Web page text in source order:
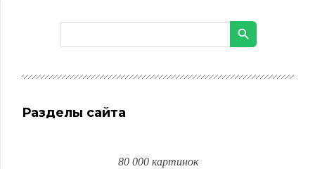
Разделы сайта
80 000 картинок